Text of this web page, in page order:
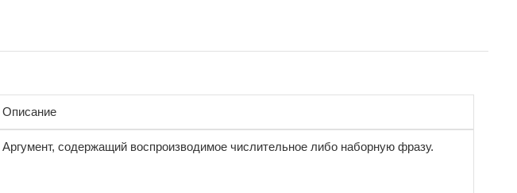
Описание
Аргумент, содержащий воспроизводимое числительное либо наборную фразу.